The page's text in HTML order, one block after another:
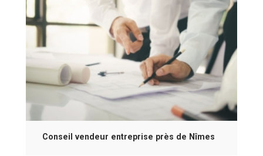
Conseil vendeur entreprise près de Nîmes